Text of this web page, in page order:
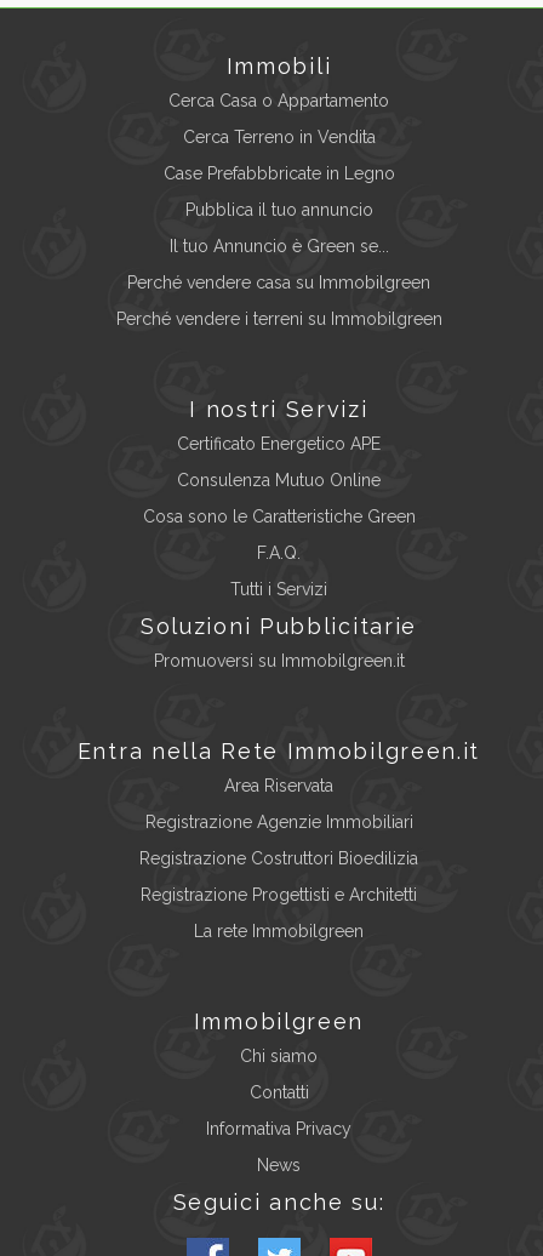
Immobili
Cerca Casa o Appartamento
Cerca Terreno in Vendita
Case Prefabbbricate in Legno
Pubblica il tuo annuncio
Il tuo Annuncio è Green se...
Perché vendere casa su Immobilgreen
Perché vendere i terreni su Immobilgreen
I nostri Servizi
Certificato Energetico APE
Consulenza Mutuo Online
Cosa sono le Caratteristiche Green
F.A.Q.
Tutti i Servizi
Soluzioni Pubblicitarie
Promuoversi su Immobilgreen.it
Entra nella Rete Immobilgreen.it
Area Riservata
Registrazione Agenzie Immobiliari
Registrazione Costruttori Bioedilizia
Registrazione Progettisti e Architetti
La rete Immobilgreen
Immobilgreen
Chi siamo
Contatti
Informativa Privacy
News
Seguici anche su: